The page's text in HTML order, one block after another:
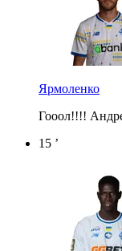
Ярмоленко
Гооол!!!!
15 ’